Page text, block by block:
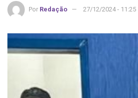
Por Redação 27/12/2024 - 11:25